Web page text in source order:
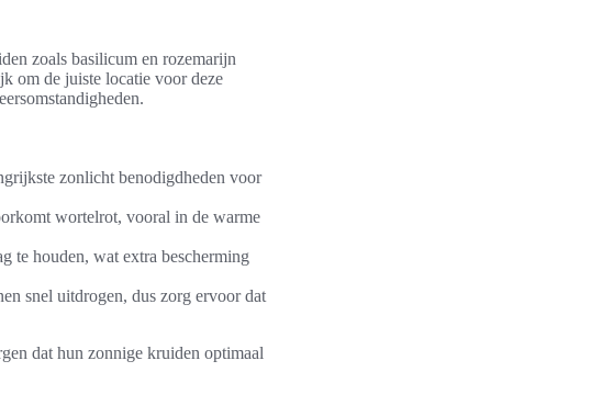
zoals basilicum en rozemarijn
om de juiste locatie voor deze
zonlicht benodigdheden voor
wortelrot, vooral in de warme
te houden, wat extra bescherming
snel uitdrogen, dus zorg ervoor dat
dat hun zonnige kruiden optimaal